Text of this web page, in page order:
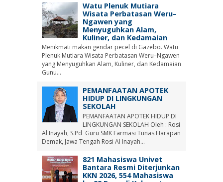
Watu Plenuk Mutiara
Wisata Perbatasan Weru–
Ngawen yang
Menyuguhkan Alam,
Kuliner, dan Kedamaian
Menikmati makan gendar pecel di Gazebo. Watu
Plenuk Mutiara Wisata Perbatasan Weru–Ngawen
yang Menyuguhkan Alam, Kuliner, dan Kedamaian
Gunu...
PEMANFAATAN APOTEK
HIDUP DI LINGKUNGAN
SEKOLAH
PEMANFAATAN APOTEK HIDUP DI
LINGKUNGAN SEKOLAH Oleh : Rosi
Al Inayah, S.Pd Guru SMK Farmasi Tunas Harapan
Demak, Jawa Tengah Rosi Al Inayah...
821 Mahasiswa Univet
Bantara Resmi Diterjunkan
KKN 2026, 554 Mahasiswa